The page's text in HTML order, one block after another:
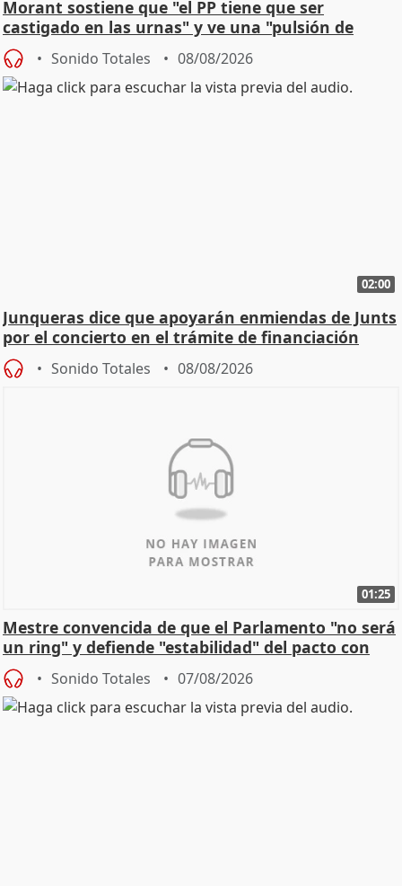
Morant sostiene que "el PP tiene que ser
castigado en las urnas" y ve una "pulsión de
cambio"
Sonido Totales 08/08/2026
02:00
Junqueras dice que apoyarán enmiendas de Junts
por el concierto en el trámite de financiación
Sonido Totales 08/08/2026
01:25
Mestre convencida de que el Parlamento "no será
un ring" y defiende "estabilidad" del pacto con
Vox
Sonido Totales 07/08/2026